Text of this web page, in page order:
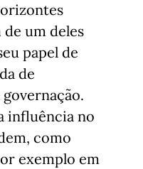
um deles
papel de
de
influência no
como
exemplo em